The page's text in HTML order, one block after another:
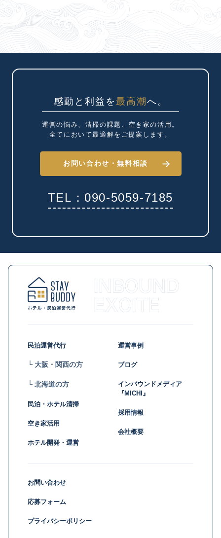
感動と利益を最高潮へ。
運営の悩み、清掃の課題、 空き家の活用。
全てにおいて最適解を ご提案します。
お問い合わせ・無料相談
TEL：090-5059-7185
民泊運営代行
└ 大阪・関西の方
└ 北海道の方
民泊・ホテル清掃
空き家活用
ホテル開発・運営
運営事例
ブログ
インバウンドメディア
『MICHI』
採用情報
会社概要
お問い合わせ
応募フォーム
プライバシーポリシー